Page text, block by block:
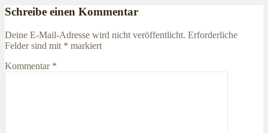
Schreibe einen Kommentar
Deine E-Mail-Adresse wird nicht veröffentlicht. Erforderliche
Felder sind mit * markiert
Kommentar *